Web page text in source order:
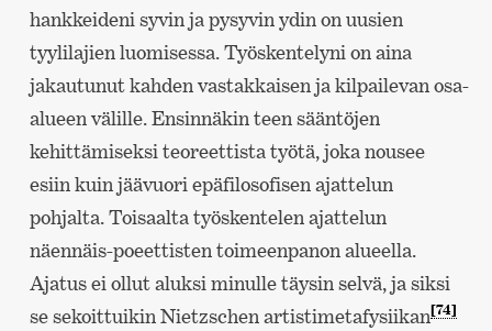
hankkeideni syvin ja pysyvin ydin on uusien
tyylilajien luomisessa. Työskentelyni on aina
jakautunut kahden vastakkaisen ja kilpailevan osa-
alueen välille. Ensinnäkin teen sääntöjen
kehittämiseksi teoreettista työtä, joka nousee
esiin kuin jäävuori epäfilosofisen ajattelun
pohjalta. Toisaalta työskentelen ajattelun
näennäis-poeettisten toimeenpanon alueella.
Ajatus ei ollut aluksi minulle täysin selvä, ja siksi
se sekoittuikin Nietzschen artistimetafysiikan[74]